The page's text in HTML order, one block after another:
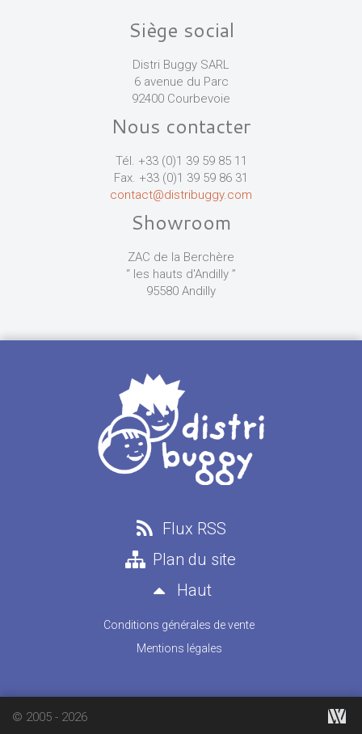
Siège social
Distri Buggy SARL
6 avenue du Parc
92400 Courbevoie
Nous contacter
Tél. +33 (0)1 39 59 85 11
Fax. +33 (0)1 39 59 86 31
contact@distribuggy.com
Showroom
ZAC de la Berchère
“ les hauts d'Andilly ”
95580 Andilly
Flux RSS
Plan du site
Haut
Conditions générales de vente
Mentions légales
© 2005 - 2026